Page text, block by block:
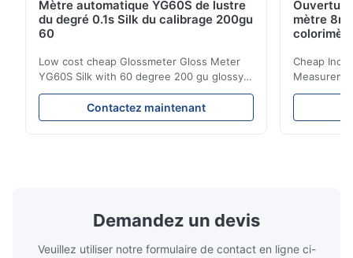
Mètre automatique YG60S de lustre
du degré 0.1s Silk du calibrage 200gu
60
Low cost cheap Glossmeter Gloss Meter
YG60S Silk with 60 degree 200 gu glossy
measurement YG60S 60° Economic Gloss
Meter can test material with gloss (0-
200Gu), and universally apply to paint, ink,
Contactez maintenant
mètre
Cheap
meter Silk
Precision
Demandez un devis
Veuillez utiliser notre formulaire de contact en ligne ci-